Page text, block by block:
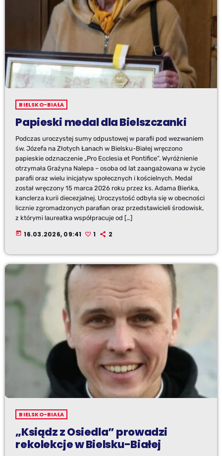
BIELSKO-BIAŁA
Papieski medal dla Bielszczanki
Podczas uroczystej sumy odpustowej w parafii pod wezwaniem
św. Józefa na Złotych Łanach w Bielsku-Białej wręczono
papieskie odznaczenie „Pro Ecclesia et Pontifice”. Wyróżnienie
otrzymała Grażyna Nalepa – osoba od lat zaangażowana w życie
parafii oraz wielu inicjatyw społecznych i kościelnych. Medal
został wręczony 15 marca 2026 roku przez ks. Adama Bieńka,
kanclerza kurii diecezjalnej. Uroczystość odbyła się w obecności
licznie zgromadzonych parafian oraz przedstawicieli środowisk,
z którymi laureatka współpracuje od […]
today 16.03.2026, 09:41 1 2
BIELSKO-BIAŁA
„Ksiądz z Osiedla” prowadzi
rekolekcje w Bielsku-Białej